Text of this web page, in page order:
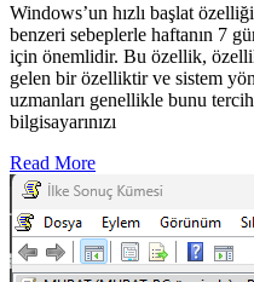
Windows’un hızlı başlat
benzeri sebeplerle haftanın 7
için önemlidir. Bu özellik,
gelen bir özelliktir ve sistem
uzmanları genellikle bunu
bilgisayarınızı
Read More